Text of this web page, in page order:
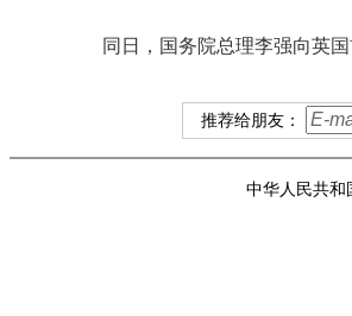
同日，国务院总理李强向英
推荐给朋友：
中华人民共和